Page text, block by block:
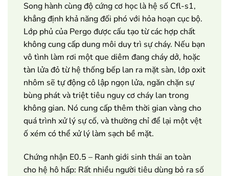
Song hành cùng độ cứng cơ học là hệ số Cfl-s1,
khẳng định khả năng đối phó với hỏa hoạn cục bộ.
Lớp phủ của Pergo được cấu tạo từ các hợp chất
không cung cấp dung môi duy trì sự cháy. Nếu bạn
vô tình làm rơi một que diêm đang cháy dở, hoặc
tàn lửa đỏ từ hệ thống bếp lan ra mặt sàn, lớp oxit
nhôm sẽ tự động cô lập ngọn lửa, ngăn chặn sự
bùng phát và triệt tiêu nguy cơ cháy lan trong
không gian. Nó cung cấp thêm thời gian vàng cho
quá trình xử lý sự cố, và thường chỉ để lại một vệt
ố xém có thể xử lý làm sạch bề mặt.
Chứng nhận E0.5 – Ranh giới sinh thái an toàn
cho hệ hô hấp: Rất nhiều người tiêu dùng bỏ ra số